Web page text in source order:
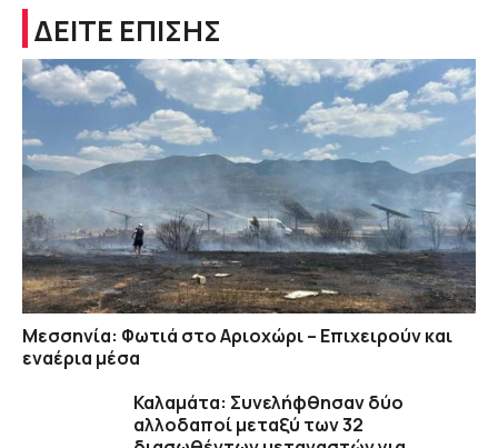
ΔΕΙΤΕ ΕΠΙΣΗΣ
Μεσσηνία: Φωτιά στο Αριοχώρι – Επιχειρούν και
εναέρια μέσα
Καλαμάτα: Συνελήφθησαν δύο
αλλοδαποί μεταξύ των 32